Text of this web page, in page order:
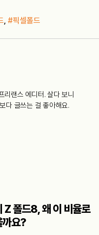
, #픽셀폴드
리랜스 에디터. 살다 보니
다 글쓰는 걸 좋아해요.
Z 폴드8, 왜 이 비율로
까요?